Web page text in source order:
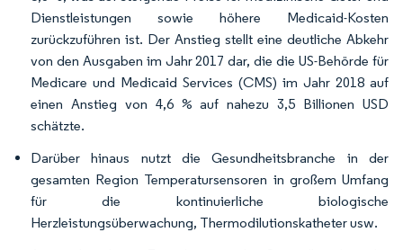
Dienstleistungen sowie höhere Medicaid-Kosten
zurückzuführen ist. Der Anstieg stellt eine deutliche Abkehr
von den Ausgaben im Jahr 2017 dar, die die US-Behörde für
Medicare und Medicaid Services (CMS) im Jahr 2018 auf
einen Anstieg von 4,6 % auf nahezu 3,5 Billionen USD
schätzte.
Darüber hinaus nutzt die Gesundheitsbranche in der
gesamten Region Temperatursensoren in großem Umfang
für die kontinuierliche biologische
Herzleistungsüberwachung, Thermodilutionskatheter usw.